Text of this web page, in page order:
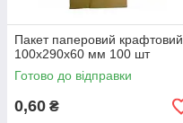
Пакет паперовий крафтовий
100х290х60 мм 100 шт
Готово до відправки
0,60 ₴